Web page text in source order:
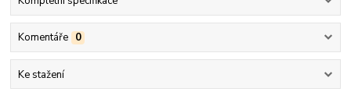
Komentáře 0
Ke stažení